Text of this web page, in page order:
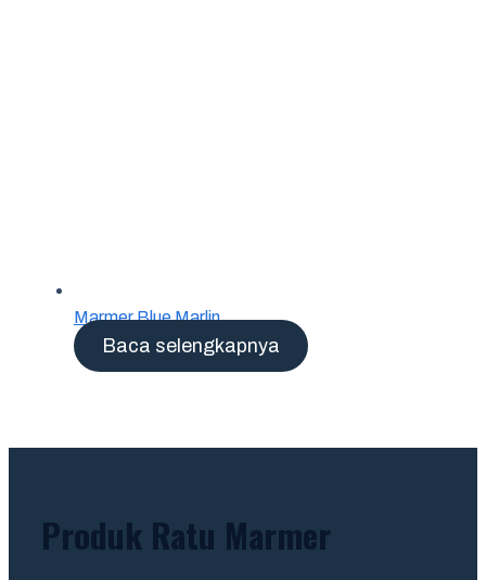
Marmer Blue Marlin
Baca selengkapnya
Produk Ratu Marmer